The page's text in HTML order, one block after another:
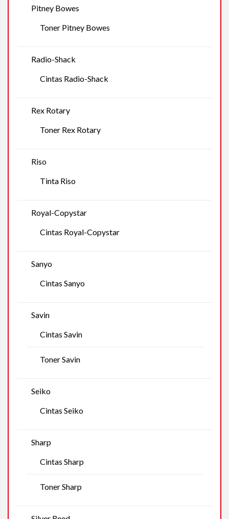
Pitney Bowes
Toner Pitney Bowes
Radio-Shack
Cintas Radio-Shack
Rex Rotary
Toner Rex Rotary
Riso
Tinta Riso
Royal-Copystar
Cintas Royal-Copystar
Sanyo
Cintas Sanyo
Savin
Cintas Savin
Toner Savin
Seiko
Cintas Seiko
Sharp
Cintas Sharp
Toner Sharp